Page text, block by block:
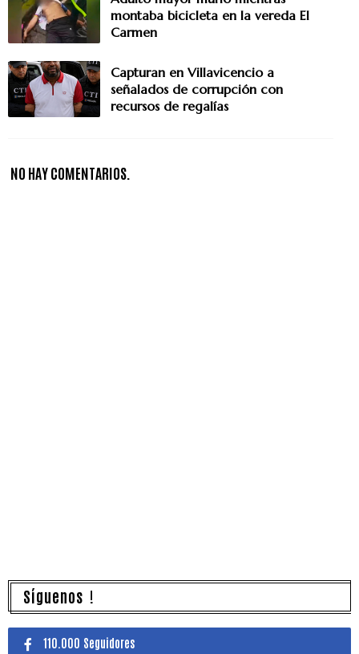
montaba bicicleta en la vereda El
Carmen
Capturan en Villavicencio a
señalados de corrupción con
recursos de regalías
NO HAY COMENTARIOS.
Síguenos !
110.000 Seguidores